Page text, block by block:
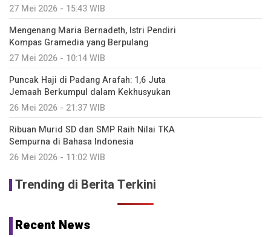
27 Mei 2026 - 15:43 WIB
Mengenang Maria Bernadeth, Istri Pendiri
Kompas Gramedia yang Berpulang
27 Mei 2026 - 10:14 WIB
Puncak Haji di Padang Arafah: 1,6 Juta
Jemaah Berkumpul dalam Kekhusyukan
26 Mei 2026 - 21:37 WIB
Ribuan Murid SD dan SMP Raih Nilai TKA
Sempurna di Bahasa Indonesia
26 Mei 2026 - 11:02 WIB
Trending di Berita Terkini
Recent News